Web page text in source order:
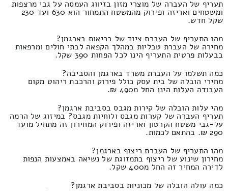
תעריף של העברה של מוצרי מזון בזיווג העמסה על גבי מרצפות
ומשטחים ואריזה ופירוק מהמשטח התמחור הוא 630 ועד 230
שקל חדש.
מהו התעריף של העברת ציוד של בריאות בארגמן?
מחירה של העברת טבליות במהלך הקפאה לבתי חולים ומרפאות
בבעלות פרטית התעריף הינו לכל הפחות 390 שקל.
כמה תשלמו על העברת משרד בארגמן והסביבה?
מחירי הובלה של בית עסק כולל פירוק והרכבת ריהוט מקום
העבודה העלות הינו החל מ490 ₪.
מהי עלות הובלה של קירות מגבס בסביבת ארגמן?
תעריף העברה של קערות מגבס ולוחיות מגבס? במיזוג של הרמה
על-גבי משטח הקרטון ואריזה ופירוק המחירון זה מתחיל מועד
290 ₪. בהתאם לכמות.
מהו התעריף של העברת ריצוף בארגמן?
מחירון שינוע של ריצוף בתמזוגת של נשיאה באמצעות הנפות
לדירה המחיר זה החל מ400 שקל.
כמה עולה הובלה של מכוניות בסביבת ארגמן?